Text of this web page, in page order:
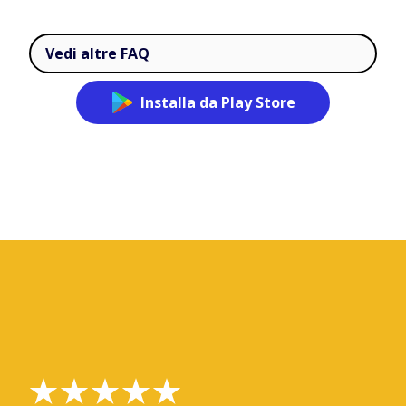
Vedi altre FAQ
Installa da Play Store